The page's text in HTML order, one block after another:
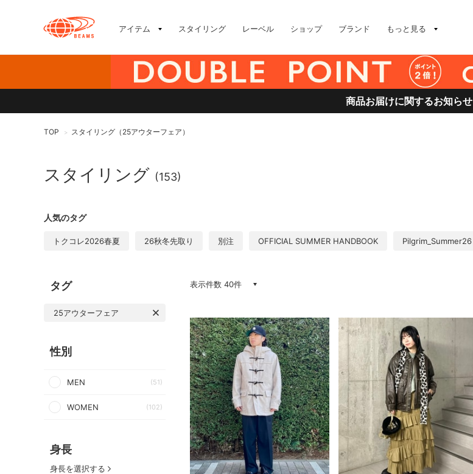
アイテム スタイリング レーベル ショップ ブランド もっと見る
商品お届けに関するお知らせ
TOP > スタイリング（25アウターフェア）
スタイリング (153)
人気のタグ
トクコレ2026春夏 26秋冬先取り 別注 OFFICIAL SUMMER HANDBOOK Pilgrim_Summer26
タグ
25アウターフェア
性別
MEN (51)
WOMEN (102)
身長
身長を選択する
表示件数 40件